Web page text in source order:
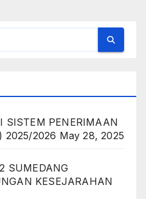
SISTEM PENERIMAAN
2025/2026 May 28, 2025
SUMEDANG
KESEJARAHAN